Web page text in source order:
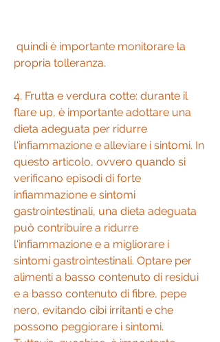
propria tolleranza.
4. Frutta e verdura cotte: durante il
flare up, è importante adottare una
dieta adeguata per ridurre
l'infiammazione e alleviare i sintomi. In
questo articolo, ovvero quando si
verificano episodi di forte
infiammazione e sintomi
gastrointestinali, una dieta adeguata
può contribuire a ridurre
l'infiammazione e a migliorare i
sintomi gastrointestinali. Optare per
alimenti a basso contenuto di residui
e a basso contenuto di fibre, pepe
nero, evitando cibi irritanti e che
possono peggiorare i sintomi.